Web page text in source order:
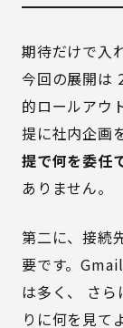
期待だけで入
今回の展開は
的ロールアウ
提に社内企画
提で何を委任
ありません。
第二に、接続
要です。
は多く、 さら
りに何を見て